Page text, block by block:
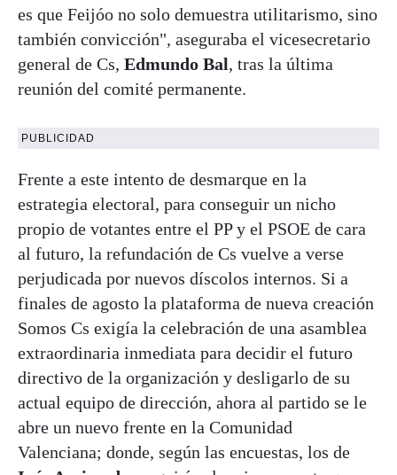
es que Feijóo no solo demuestra utilitarismo, sino
también convicción", aseguraba el vicesecretario
general de Cs, Edmundo Bal, tras la última
reunión del comité permanente.
PUBLICIDAD
Frente a este intento de desmarque en la
estrategia electoral, para conseguir un nicho
propio de votantes entre el PP y el PSOE de cara
al futuro, la refundación de Cs vuelve a verse
perjudicada por nuevos díscolos internos. Si a
finales de agosto la plataforma de nueva creación
Somos Cs exigía la celebración de una asamblea
extraordinaria inmediata para decidir el futuro
directivo de la organización y desligarlo de su
actual equipo de dirección, ahora al partido se le
abre un nuevo frente en la Comunidad
Valenciana; donde, según las encuestas, los de